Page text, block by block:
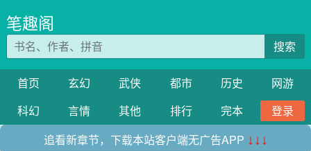
笔趣阁
搜索
首页 玄幻 武侠 都市 历史
网游
科幻
言情 其他 排行 完本
登录
追看新章节，下载本站客户端无广告APP ↓↓↓